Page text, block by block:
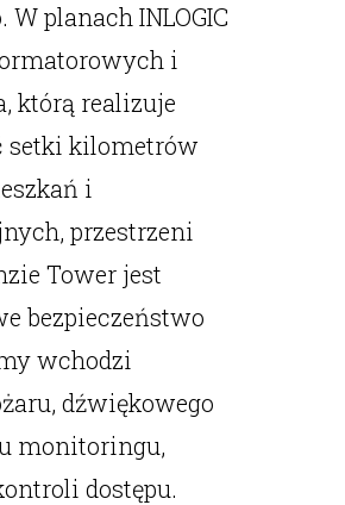
planach INLOGIC
i
którą realizuje
setki kilometrów
i
przestrzeni
Tower jest
bezpieczeństwo
wchodzi
dźwiękowego
monitoringu,
dostępu.